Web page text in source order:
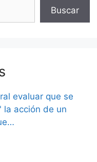
Buscar
evaluar que se
acción de un